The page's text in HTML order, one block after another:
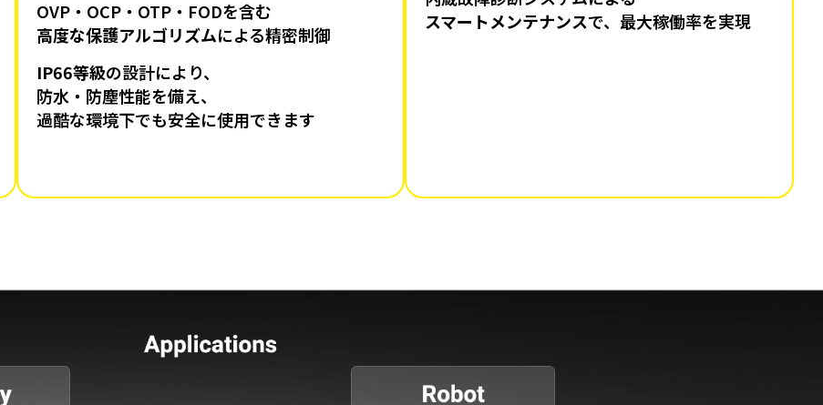
OVP・OCP・OTP・FODを含む
高度な保護アルゴリズムによる精密制御
IP66等級の設計により、
防水・防塵性能を備え、
過酷な環境下でも安全に使用できます
スマートメンテナンスで、最大稼働率を実現